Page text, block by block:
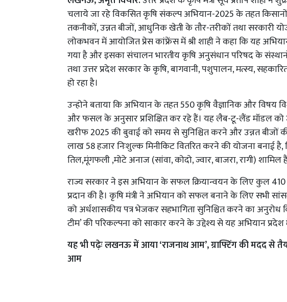
चलाये जा रहे विकसित कृषि संकल्प अभियान-2025 के तहत
तकनीकों, उन्नत बीजों, आधुनिक खेती के तौर-तरीकों तथा सरकारी
लोकभवन में आयोजित प्रेस कांफ्रेंस में श्री शाही ने कहा कि यह
गया है और इसका संचालन भारतीय कृषि अनुसंधान परिषद के संस्थानों,
तथा उत्तर प्रदेश सरकार के कृषि, बागवानी, पशुपालन, मत्स्य,
हो रहा है।
उन्होने बताया कि अभियान के तहत 550 कृषि वैज्ञानिक और विषय
और फसल के अनुसार प्रशिक्षित कर रहे हैं। यह लैब-टू-लैंड मॉडल को
खरीफ 2025 की बुवाई को समय से सुनिश्चित करने और उन्नत बीजों
लाख 58 हजार निःशुल्क मिनीकिट वितरित करने की योजना बनाई
तिल,मूंगफली ,मोटे अनाज (सांवा, कोदो, ज्वार, बाजरा, रागी) शामिल
राज्य सरकार ने इस अभियान के सफल क्रियान्वयन के लिए कुल
प्रदान की है। कृषि मंत्री ने अभियान को सफल बनाने के लिए सभी
को अर्धशासकीय पत्र भेजकर सहभागिता सुनिश्चित करने का
टीम’ की परिकल्पना को साकार करने के उद्देश्य से यह अभियान
यह भी पढ़ेःलखनऊ में आया ‘राजनाथ आम’, ग्राफ्टिंग की मदद से
आम